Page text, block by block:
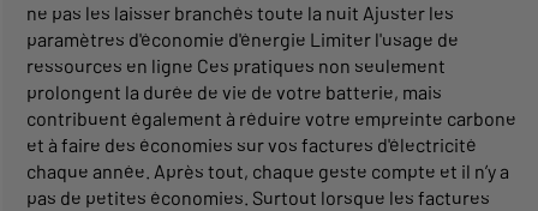
ne pas les laisser branchés toute la nuit Ajuster les
paramètres d'économie d'énergie Limiter l'usage de
ressources en ligne Ces pratiques non seulement
prolongent la durée de vie de votre batterie, mais
contribuent également à réduire votre empreinte carbone
et à faire des économies sur vos factures d'électricité
chaque année. Après tout, chaque geste compte et il n’y a
pas de petites économies. Surtout lorsque les factures